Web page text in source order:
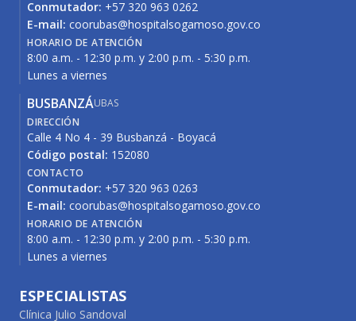
Conmutador: +57 320 963 0262
E-mail: coorubas@hospitalsogamoso.gov.co
HORARIO DE ATENCIÓN
8:00 a.m. - 12:30 p.m. y 2:00 p.m. - 5:30 p.m.
Lunes a viernes
BUSBANZÁUBAS
DIRECCIÓN
Calle 4 No 4 - 39 Busbanzá - Boyacá
Código postal: 152080
CONTACTO
Conmutador: +57 320 963 0263
E-mail: coorubas@hospitalsogamoso.gov.co
HORARIO DE ATENCIÓN
8:00 a.m. - 12:30 p.m. y 2:00 p.m. - 5:30 p.m.
Lunes a viernes
ESPECIALISTAS
Clínica Julio Sandoval